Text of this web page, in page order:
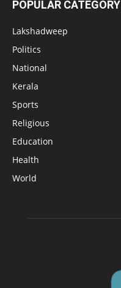
POPULAR CATEGORY
Lakshadweep
Politics
National
Kerala
Sports
Religious
Education
Health
World